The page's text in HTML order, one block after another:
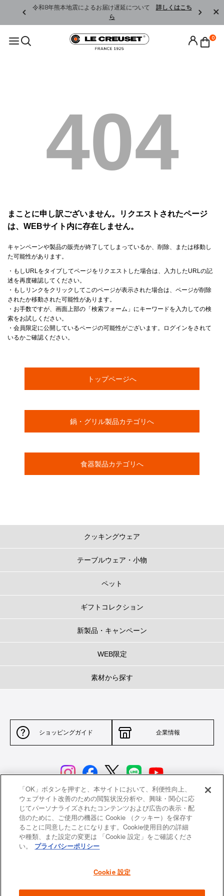
令和8年熊本地震によるお届け遅延について 詳しくはこち
ら
0
404
まことに申し訳ございません。リクエストされたページ
は、WEBサイト内に存在しません。
キャンペーンや製品の販売が終了してしまっているか、削除、または移動し
た可能性があります。
・もしURLをタイプしてページをリクエストした場合は、入力したURLの記
述を再度確認してください。
・もしリンクをクリックしてこのページが表示された場合は、ページが削除
されたか移動された可能性があります。
・お手数ですが、画面上部の「検索フォーム」にキーワードを入力しての検
索をお試しください。
・会員限定に公開しているページの可能性がございます。ログインをされて
いるかご確認ください。
トップページへ
鍋・グリル製品カテゴリへ
食器製品カテゴリへ
クッキングウェア
テーブルウェア・小物
ペット
ギフトコレクション
新製品・キャンペーン
WEB限定
素材から探す
ショッピングガイド 企業情報
サイトポリシー 特定商取引法に基づく表示
並行輸入品について 個人情報保護方針
返品について
よくあるご質問 お問い合わせ
「OK」ボタンを押すと、本サイトにおいて、利便性向上、
ウェブサイト改善のための閲覧状況分析や、興味・関心に応
じてパーソナライズされたコンテンツおよび広告の表示・配
信のために、ご使用の機器に Cookie （クッキー）を保存す
ることに同意したことになります。Cookie使用目的の詳細
や種類、また設定の変更は 「Cookie 設定」をご確認くださ
い。
プライバシーポリシー
Cookie 設定